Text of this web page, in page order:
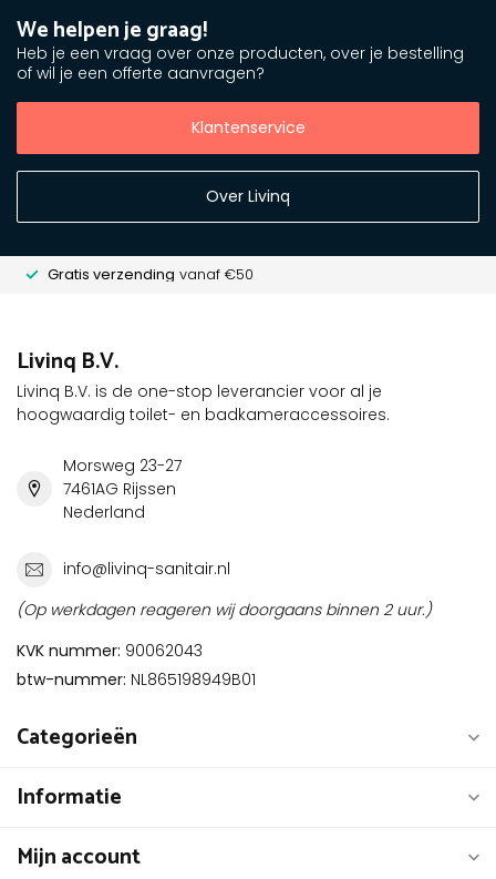
We helpen je graag!
Heb je een vraag over onze producten, over je bestelling
of wil je een offerte aanvragen?
Klantenservice
Over Livinq
Gratis verzending vanaf €50
Livinq B.V.
Livinq B.V. is de one-stop leverancier voor al je
hoogwaardig toilet- en badkameraccessoires.
Morsweg 23-27
7461AG Rijssen
Nederland
info@livinq-sanitair.nl
(Op werkdagen reageren wij doorgaans binnen 2 uur.)
KVK nummer: 90062043
btw-nummer: NL865198949B01
Categorieën
Informatie
Mijn account